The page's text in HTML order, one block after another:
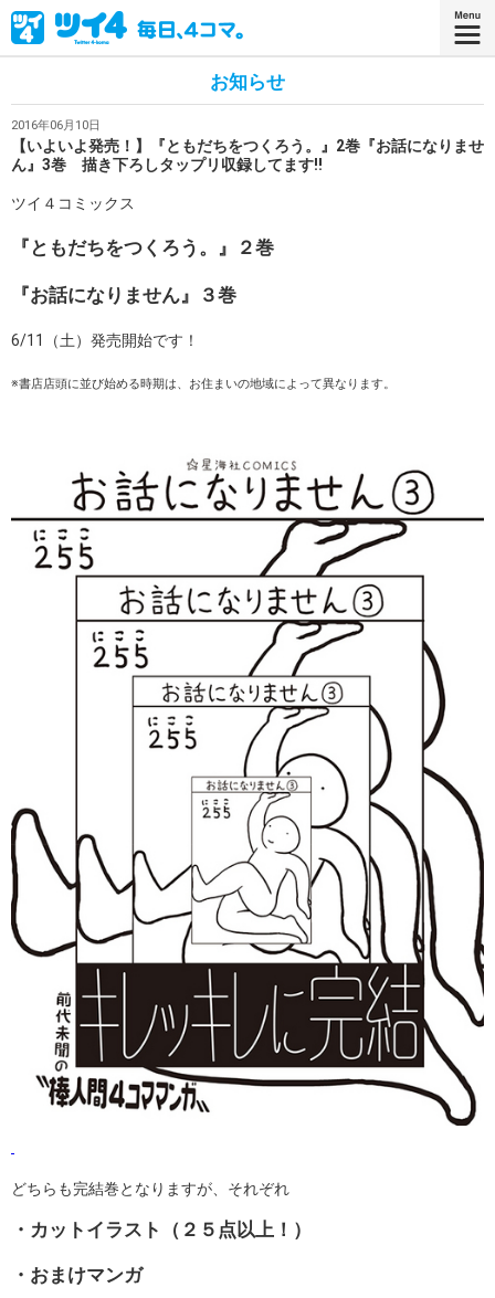
お知らせ
【いよいよ発売！】『ともだちをつくろう。』2巻『お話になりませ
ん』3巻 描き下ろしタップリ収録してます!!
2016年06月10日
ツイ４コミックス
『ともだちをつくろう。』２巻
『お話になりません』３巻
6/11（土）発売開始です！
※書店店頭に並び始める時期は、お住まいの地域によって異なります。
どちらも完結巻となりますが、それぞれ
・カットイラスト（２５点以上！）
・おまけマンガ